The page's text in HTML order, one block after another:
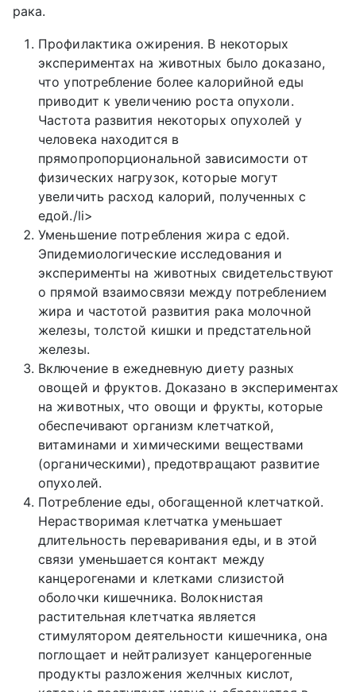
рака.
Профилактика ожирения. В некоторых
экспериментах на животных было доказано,
что употребление более калорийной еды
приводит к увеличению роста опухоли.
Частота развития некоторых опухолей у
человека находится в
прямопропорциональной зависимости от
физических нагрузок, которые могут
увеличить расход калорий, полученных с
едой./li>
Уменьшение потребления жира с едой.
Эпидемиологические исследования и
эксперименты на животных свидетельствуют
о прямой взаимосвязи между потреблением
жира и частотой развития рака молочной
железы, толстой кишки и предстательной
железы.
Включение в ежедневную диету разных
овощей и фруктов. Доказано в экспериментах
на животных, что овощи и фрукты, которые
обеспечивают организм клетчаткой,
витаминами и химическими веществами
(органическими), предотвращают развитие
опухолей.
Потребление еды, обогащенной клетчаткой.
Нерастворимая клетчатка уменьшает
длительность переваривания еды, и в этой
связи уменьшается контакт между
канцерогенами и клетками слизистой
оболочки кишечника. Волокнистая
растительная клетчатка является
стимулятором деятельности кишечника, она
поглощает и нейтрализует канцерогенные
продукты разложения желчных кислот,